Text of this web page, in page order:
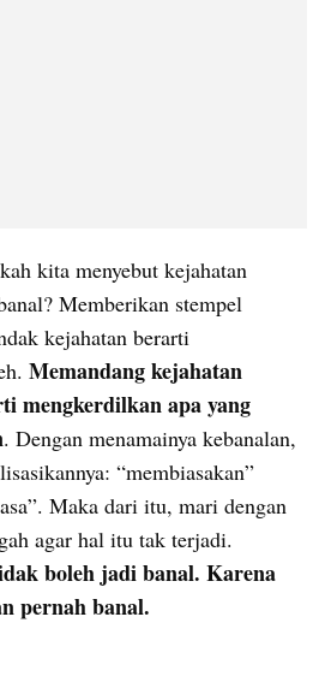
kita menyebut kejahatan
Memberikan stempel
kejahatan berarti
Memandang kejahatan
mengkerdilkan apa yang
. Dengan menamainya kebanalan,
“membiasakan”
Maka dari itu, mari dengan
boleh jadi banal. Karena
pernah banal.